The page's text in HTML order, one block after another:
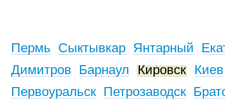
Пермь Сыктывкар Янтарный
Димитров Барнаул Кировск Киев
Первоуральск Петрозаводск